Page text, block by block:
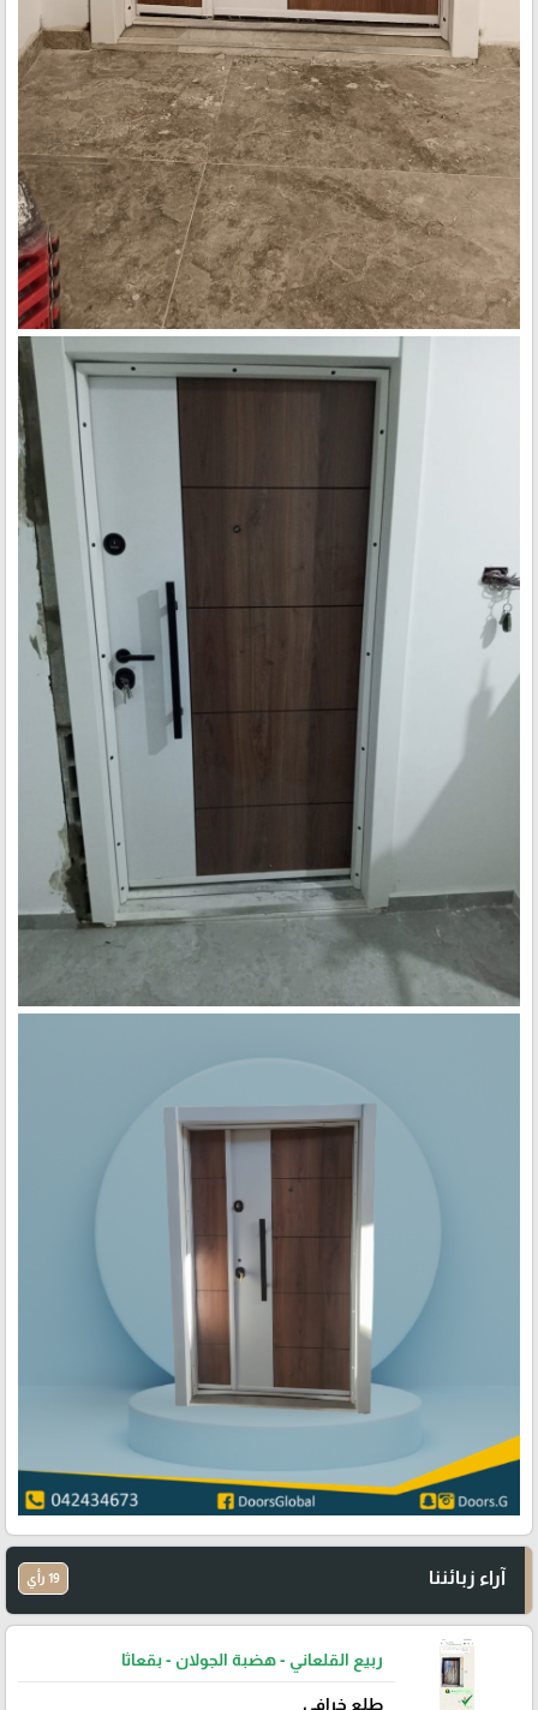
آراء زبائننا 19 رأي
ربيع القلعاني - هضبة الجولان - بقعاثا
طلع خرافي